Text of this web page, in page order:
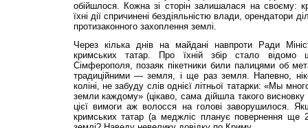
обійшлося. Кожна зі сторін залишалася на своєму:
їхні дії спричинені бездіяльністю влади, орендатори
протизаконного захоплення землі.
Через кілька днів на майдані навпроти Ради
кримських татар. Про їхній збір стало відомо
Сімферополя, позаяк пікетники били палицями об
традиційними — земля, і ще раз земля. Напевно,
коліні, не забуду слів однієї літньої татарки: «Мы
земли каждому» (цікаво, сама дійшла такого висновку
цієї вимоги аж волосся на голові заворушилося.
кримських татар (а меджліс планує повернення ще